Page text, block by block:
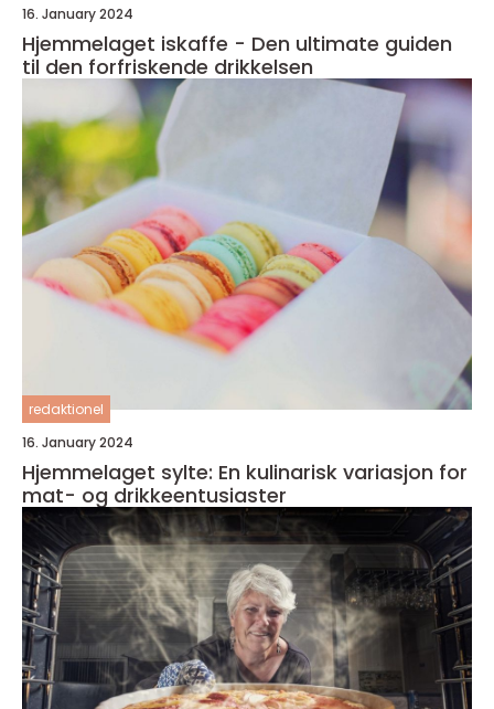
16. January 2024
Hjemmelaget iskaffe - Den ultimate guiden
til den forfriskende drikkelsen
redaktionel
16. January 2024
Hjemmelaget sylte: En kulinarisk variasjon for
mat- og drikkeentusiaster